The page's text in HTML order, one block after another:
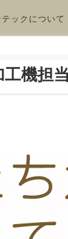
ックについて
機担